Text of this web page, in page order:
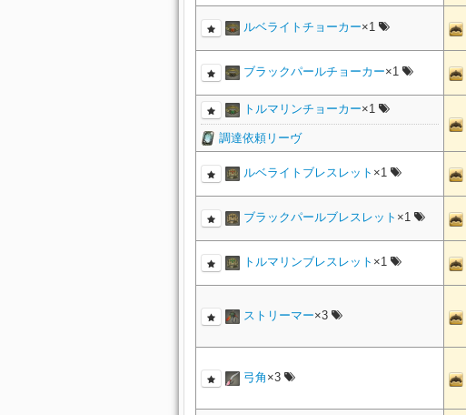
ルベライトチョーカー×1
ブラックパールチョーカー×1
トルマリンチョーカー×1
調達依頼リーヴ
ルベライトブレスレット ×1
ブラックパールブレスレット ×1
トルマリンブレスレット ×1
ストリーマー×3
弓角 ×3